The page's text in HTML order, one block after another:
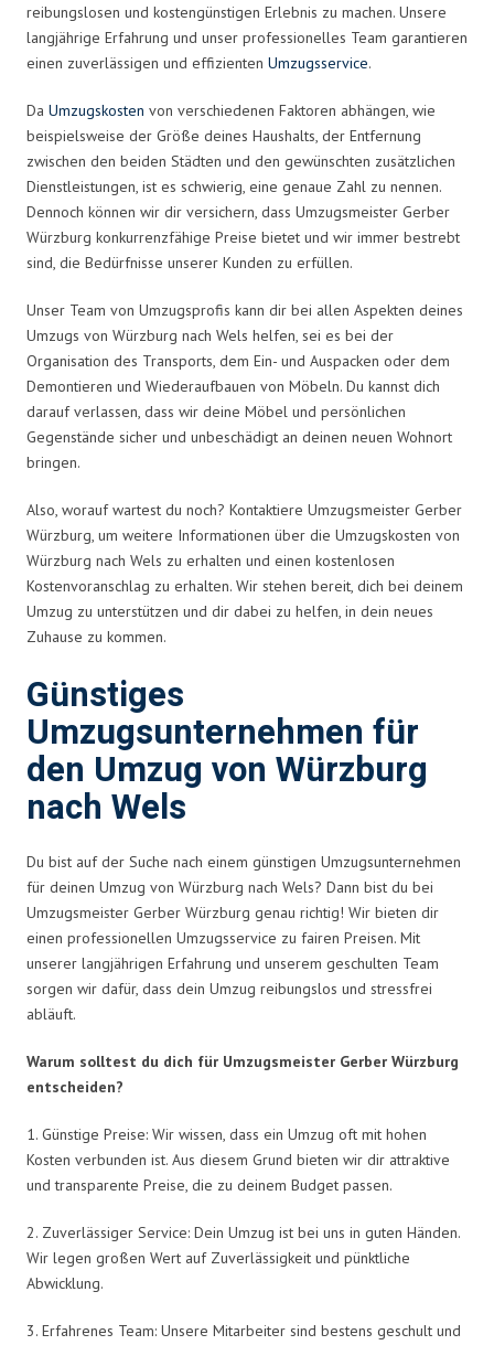
reibungslosen und kostengünstigen Erlebnis zu machen. Unsere
langjährige Erfahrung und unser professionelles Team garantieren
einen zuverlässigen und effizienten Umzugsservice.
Da Umzugskosten von verschiedenen Faktoren abhängen, wie
beispielsweise der Größe deines Haushalts, der Entfernung
zwischen den beiden Städten und den gewünschten zusätzlichen
Dienstleistungen, ist es schwierig, eine genaue Zahl zu nennen.
Dennoch können wir dir versichern, dass Umzugsmeister Gerber
Würzburg konkurrenzfähige Preise bietet und wir immer bestrebt
sind, die Bedürfnisse unserer Kunden zu erfüllen.
Unser Team von Umzugsprofis kann dir bei allen Aspekten deines
Umzugs von Würzburg nach Wels helfen, sei es bei der
Organisation des Transports, dem Ein- und Auspacken oder dem
Demontieren und Wiederaufbauen von Möbeln. Du kannst dich
darauf verlassen, dass wir deine Möbel und persönlichen
Gegenstände sicher und unbeschädigt an deinen neuen Wohnort
bringen.
Also, worauf wartest du noch? Kontaktiere Umzugsmeister Gerber
Würzburg, um weitere Informationen über die Umzugskosten von
Würzburg nach Wels zu erhalten und einen kostenlosen
Kostenvoranschlag zu erhalten. Wir stehen bereit, dich bei deinem
Umzug zu unterstützen und dir dabei zu helfen, in dein neues
Zuhause zu kommen.
Günstiges
Umzugsunternehmen für
den Umzug von Würzburg
nach Wels
Du bist auf der Suche nach einem günstigen Umzugsunternehmen
für deinen Umzug von Würzburg nach Wels? Dann bist du bei
Umzugsmeister Gerber Würzburg genau richtig! Wir bieten dir
einen professionellen Umzugsservice zu fairen Preisen. Mit
unserer langjährigen Erfahrung und unserem geschulten Team
sorgen wir dafür, dass dein Umzug reibungslos und stressfrei
abläuft.
Warum solltest du dich für Umzugsmeister Gerber Würzburg
entscheiden?
1. Günstige Preise: Wir wissen, dass ein Umzug oft mit hohen
Kosten verbunden ist. Aus diesem Grund bieten wir dir attraktive
und transparente Preise, die zu deinem Budget passen.
2. Zuverlässiger Service: Dein Umzug ist bei uns in guten Händen.
Wir legen großen Wert auf Zuverlässigkeit und pünktliche
Abwicklung.
3. Erfahrenes Team: Unsere Mitarbeiter sind bestens geschult und